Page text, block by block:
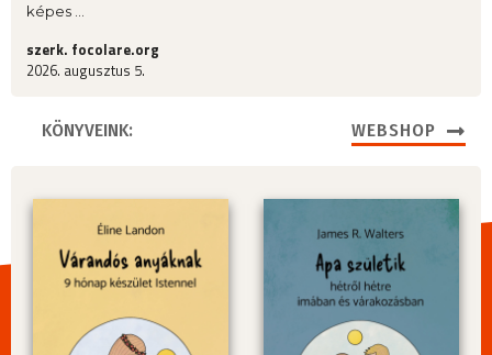
képes ...
szerk. focolare.org
2026. augusztus 5.
KÖNYVEINK: WEBSHOP